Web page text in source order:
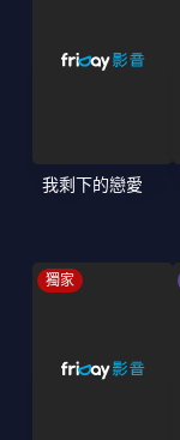
我剩下的戀愛
獨家